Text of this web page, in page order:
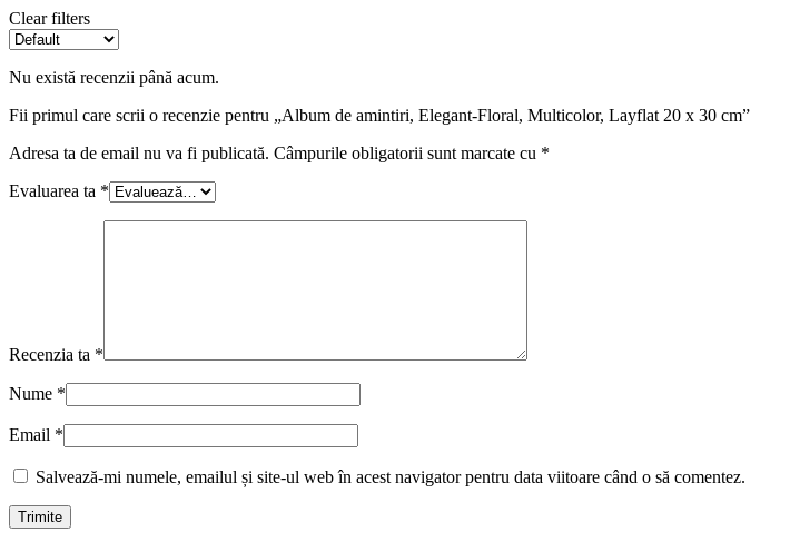
Clear filters
Nu există recenzii până acum.
Fii primul care scrii o recenzie pentru „Album de amintiri, Elegant-Floral, Multicolor, Layflat 20 x 30 cm”
Adresa ta de email nu va fi publicată. Câmpurile obligatorii sunt marcate cu *
Evaluarea ta *
Recenzia ta *
Nume *
Email *
Salvează-mi numele, emailul și site-ul web în acest navigator pentru data viitoare când o să comentez.